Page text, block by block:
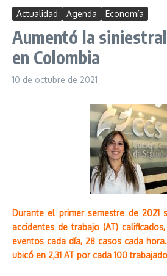
Actualidad Agenda Economía
Aumentó la
en Colombia
10 de octubre de 2021
Durante el primer semestre de 2021
accidentes de trabajo (AT)
eventos cada día, 28 casos cada
ubicó en 2,31 AT por cada 100